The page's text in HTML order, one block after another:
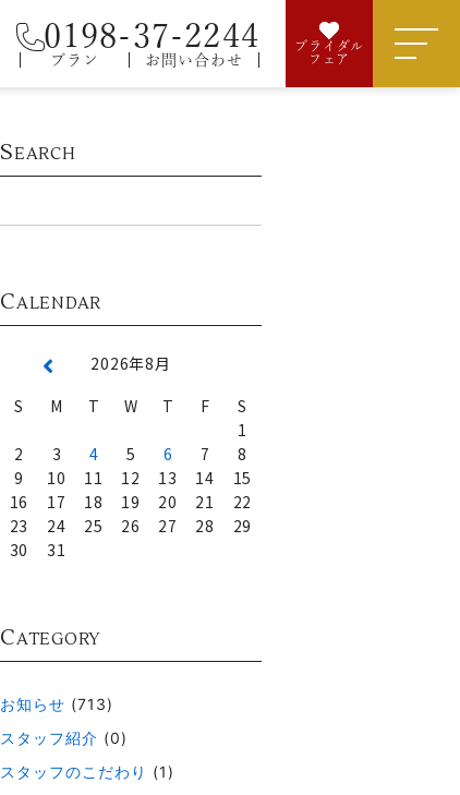
0198-37-2244
プラン お問い合わせ
ブライダル
フェア
SEARCH
CALENDAR
2026年8月
S
M T W T F
S
1
2
3 4 5 6 7
8
9
10 11 12 13 14
15
16
17 18 19 20 21
22
23
24 25 26 27 28
29
30
31
CATEGORY
お知らせ (713)
スタッフ紹介 (0)
スタッフのこだわり (1)